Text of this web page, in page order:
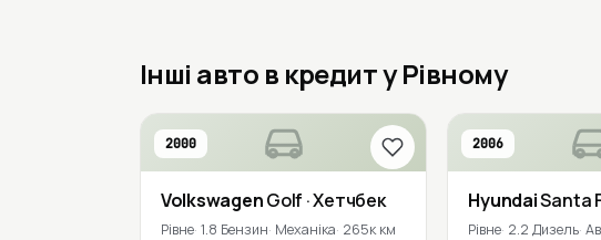
Інші авто в кредит у Рівному
2000
VolkswagenGolf · Хетчбек
Рівне 1.8 Бензин Механіка 265к км
2006
HyundaiSanta
Рівне 2.2 Дизель